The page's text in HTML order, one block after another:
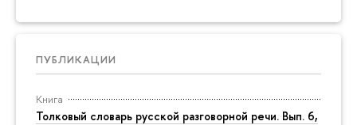
ПУБЛИКАЦИИ
Книга
Толковый словарь русской разговорной речи. Вып. 6,